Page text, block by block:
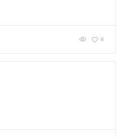
8